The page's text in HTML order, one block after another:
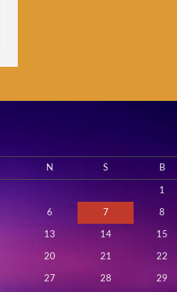
N S B
1
6 7 8
13 14 15
20 21 22
27 28 29